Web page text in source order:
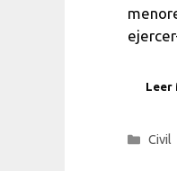
Leer
Civil